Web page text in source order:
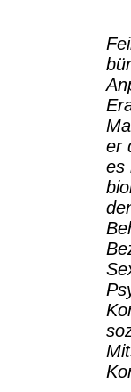
er
es